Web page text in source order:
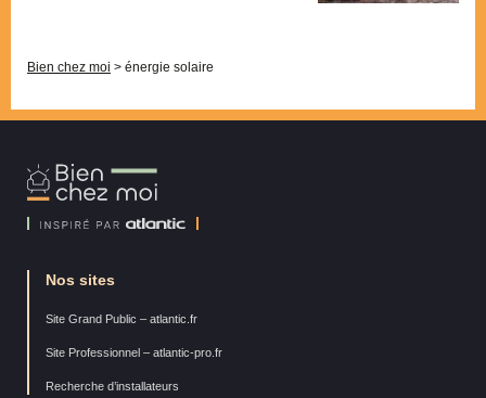
Bien chez moi > énergie solaire
Bien
Chez
Nos sites
Site Grand Public – atlantic.fr
Site Professionnel – atlantic-pro.fr
Recherche d’installateurs